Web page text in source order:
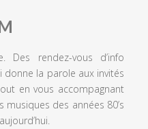
Des rendez-vous d’info
la parole aux invités
en vous accompagnant
des années 80’s